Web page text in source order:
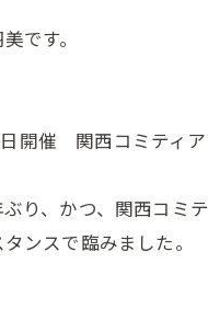
です。
開催 関西コミティア
り、かつ、関西コミテ
ンスで臨みました。